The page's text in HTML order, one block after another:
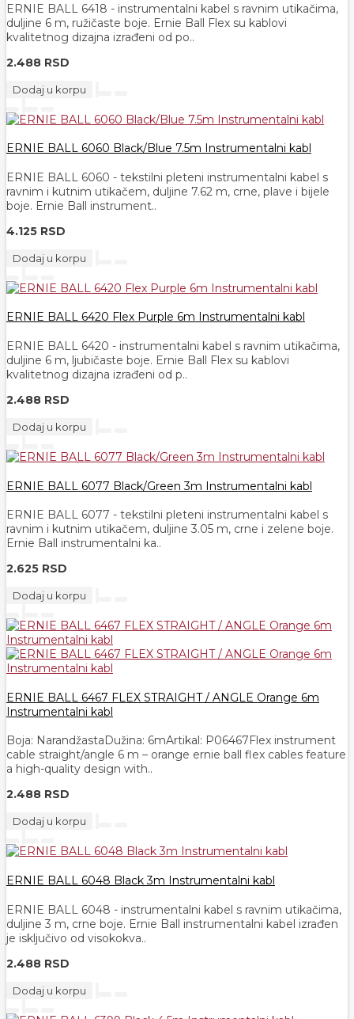
ERNIE BALL 6418 - instrumentalni kabel s ravnim utikačima,
duljine 6 m, ružičaste boje. Ernie Ball Flex su kablovi
kvalitetnog dizajna izrađeni od po..
2.488 RSD
Dodaj u korpu
ERNIE BALL 6060 Black/Blue 7.5m Instrumentalni kabl
ERNIE BALL 6060 - tekstilni pleteni instrumentalni kabel s
ravnim i kutnim utikačem, duljine 7.62 m, crne, plave i bijele
boje. Ernie Ball instrument..
4.125 RSD
Dodaj u korpu
ERNIE BALL 6420 Flex Purple 6m Instrumentalni kabl
ERNIE BALL 6420 - instrumentalni kabel s ravnim utikačima,
duljine 6 m, ljubičaste boje. Ernie Ball Flex su kablovi
kvalitetnog dizajna izrađeni od p..
2.488 RSD
Dodaj u korpu
ERNIE BALL 6077 Black/Green 3m Instrumentalni kabl
ERNIE BALL 6077 - tekstilni pleteni instrumentalni kabel s
ravnim i kutnim utikačem, duljine 3.05 m, crne i zelene boje.
Ernie Ball instrumentalni ka..
2.625 RSD
Dodaj u korpu
ERNIE BALL 6467 FLEX STRAIGHT / ANGLE Orange 6m
Instrumentalni kabl
Boja: NarandžastaDužina: 6mArtikal: P06467Flex instrument
cable straight/angle 6 m – orange ernie ball flex cables feature
a high-quality design with..
2.488 RSD
Dodaj u korpu
ERNIE BALL 6048 Black 3m Instrumentalni kabl
ERNIE BALL 6048 - instrumentalni kabel s ravnim utikačima,
duljine 3 m, crne boje. Ernie Ball instrumentalni kabel izrađen
je isključivo od visokokva..
2.488 RSD
Dodaj u korpu